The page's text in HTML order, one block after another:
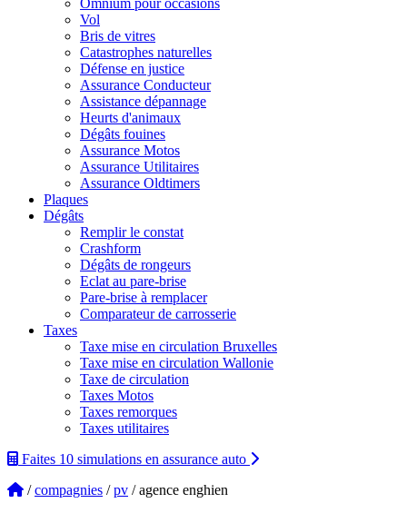
Omnium pour occasions
Vol
Bris de vitres
Catastrophes naturelles
Défense en justice
Assurance Conducteur
Assistance dépannage
Heurts d'animaux
Dégâts fouines
Assurance Motos
Assurance Utilitaires
Assurance Oldtimers
Plaques
Dégâts
Remplir le constat
Crashform
Dégâts de rongeurs
Eclat au pare-brise
Pare-brise à remplacer
Comparateur de carrosserie
Taxes
Taxe mise en circulation Bruxelles
Taxe mise en circulation Wallonie
Taxe de circulation
Taxes Motos
Taxes remorques
Taxes utilitaires
Faites 10 simulations en assurance auto
/compagnies /pv / agence enghien